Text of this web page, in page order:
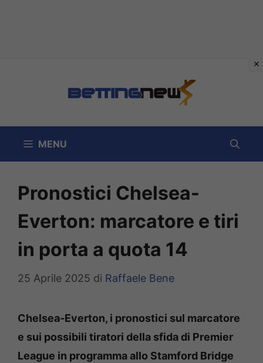
MENU
Pronostici Chelsea-
Everton: marcatore e tiri
in porta a quota 14
25 Aprile 2025 di Raffaele Bene
Chelsea-Everton, i pronostici sul marcatore
e sui possibili tiratori della sfida di Premier
League in programma allo Stamford Bridge